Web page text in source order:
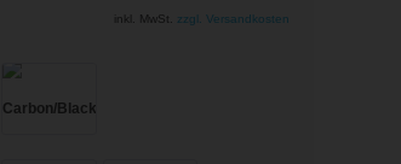
inkl. MwSt. zzgl. Versandkosten